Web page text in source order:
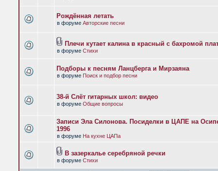
Рождённая летать
в форуме Авторские песни
Плечи кутает калина в красный с бахромой
в форуме Стихи
Подборы к песням Ланцберга и Мирзаяна
в форуме Поиск и подбор песни
38-й Слёт гитарных школ: видео
в форуме Общие вопросы
Записи Эла Силонова. Посиделки в ЦАПЕ на
1996
в форуме На кухне ЦАПа
В зазеркалье серебряной речки
в форуме Стихи